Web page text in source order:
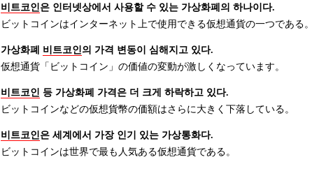
비트코인은 인터넷상에서 사용할 수 있는 가상화폐의 하나이다.
ビットコインはインターネット上で使用できる仮想通貨の一つである。
가상화폐 비트코인의 가격 변동이 심해지고 있다.
仮想通貨「ビットコイン」の価値の変動が激しくなっています。
비트코인 등 가상화폐 가격은 더 크게 하락하고 있다.
ビットコインなどの仮想貨幣の価額はさらに大きく下落している。
비트코인은 세계에서 가장 인기 있는 가상통화다.
ビットコインは世界で最も人気ある仮想通貨である。